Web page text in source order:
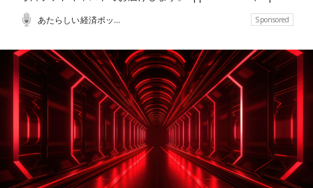
あたらしい経済ポッドキャスト Sponsored